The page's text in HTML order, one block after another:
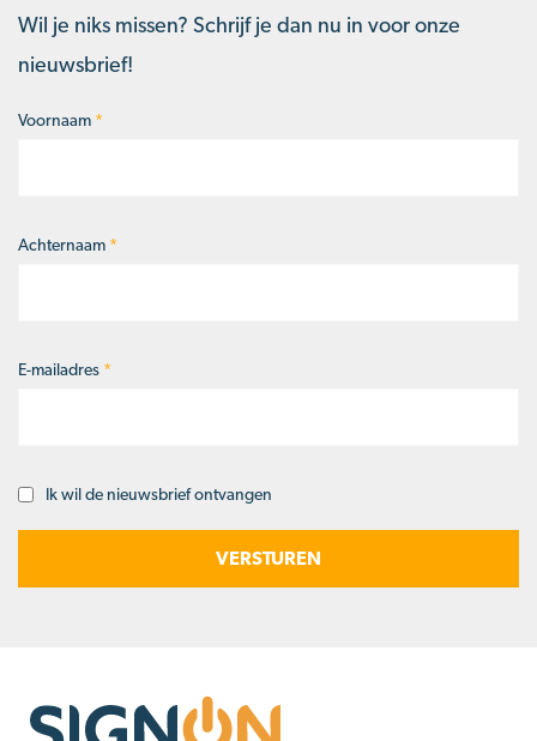
Wil je niks missen? Schrijf je dan nu in voor onze
nieuwsbrief!
Naam*
Voornaam *
Achternaam *
E-mailadres *
Opt-Ik wil de nieuwsbrief ontvangen